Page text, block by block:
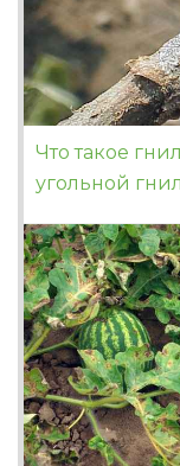
Что такое
угольной